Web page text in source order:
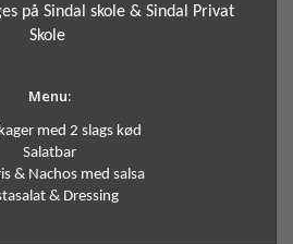
på Sindal skole & Sindal Privat
Skole
Menu:
med 2 slags kød
Salatbar
& Nachos med salsa
& Dressing